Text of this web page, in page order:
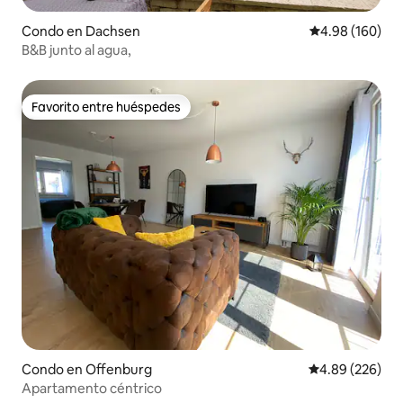
Condo en Dachsen Calificación
4.98 (160)
B&B junto al agua,
Favorito entre huéspedes
Favorito entre huéspedes
Condo en Offenburg Calificación
4.89 (226)
Apartamento céntrico